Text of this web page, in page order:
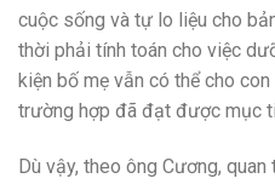
cuộc sống và tự lo liệu cho
thời phải tính toán cho việc
kiện bố mẹ vẫn có thể cho
trường hợp đã đạt được mục
Dù vậy, theo ông Cương,